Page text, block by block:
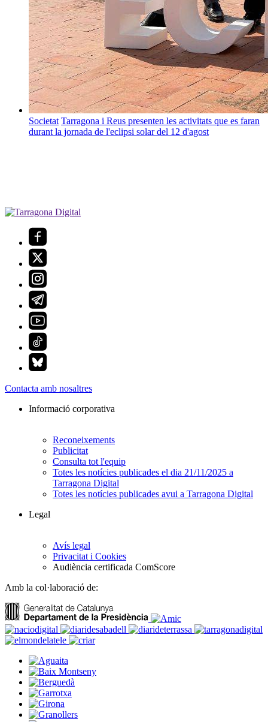
Societat Tarragona i Reus presenten les activitats que es faran
durant la jornada de l'eclipsi solar del 12 d'agost
Contacta amb nosaltres
Informació corporativa
Reconeixements
Publicitat
Consulta tot l'equip
Totes les notícies publicades el dia 21/11/2025 a
Tarragona Digital
Totes les notícies publicades avui a Tarragona Digital
Legal
Avís legal
Privacitat i Cookies
Audiència certificada ComScore
Amb la col·laboració de: